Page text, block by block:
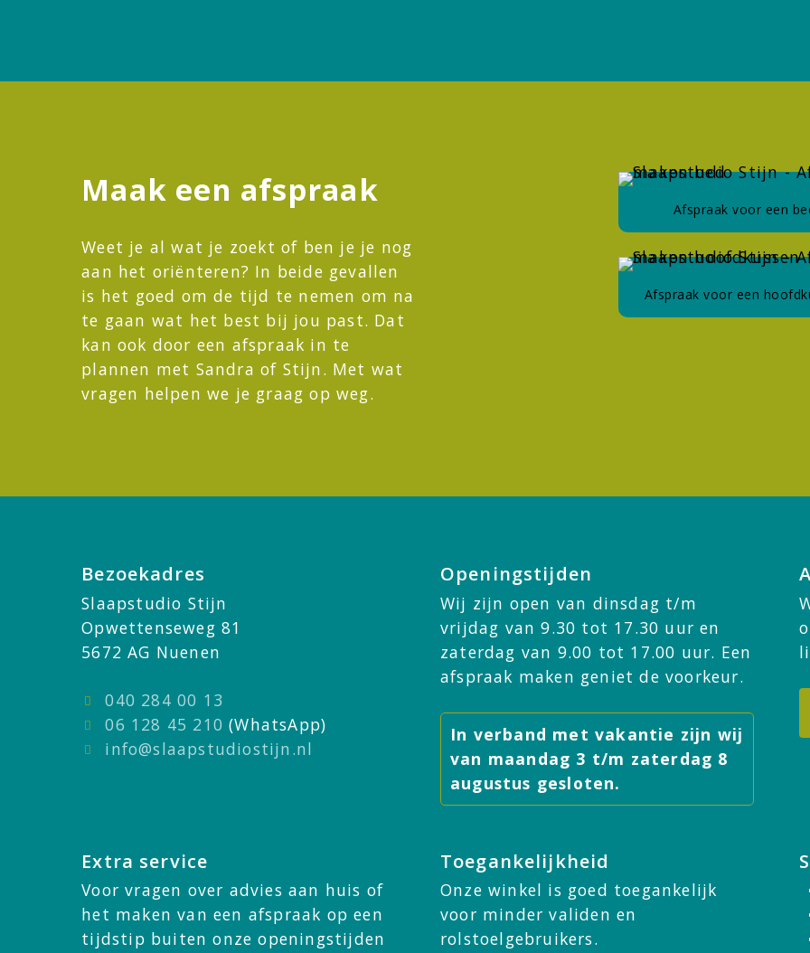
Maak een afspraak
Weet je al wat je zoekt of ben je je nog
aan het oriënteren? In beide gevallen
is het goed om de tijd te nemen om na
te gaan wat het best bij jou past. Dat
kan ook door een afspraak in te
plannen met Sandra of Stijn. Met wat
vragen helpen we je graag op weg.
Afspraak voor een
Afspraak voor een
Bezoekadres
Slaapstudio Stijn
Opwettenseweg 81
5672 AG Nuenen
040 284 00 13
06 128 45 210 (WhatsApp)
info@slaapstudiostijn.nl
Openingstijden
Wij zijn open van dinsdag t/m
vrijdag van 9.30 tot 17.30 uur en
zaterdag van 9.00 tot 17.00 uur. Een
afspraak maken geniet de voorkeur.
In verband met vakantie zijn wij
van maandag 3 t/m zaterdag 8
augustus gesloten.
Extra service
Voor vragen over advies aan huis of
het maken van een afspraak op een
tijdstip buiten onze openingstijden
Toegankelijkheid
Onze winkel is goed toegankelijk
voor minder validen en
rolstoelgebruikers.